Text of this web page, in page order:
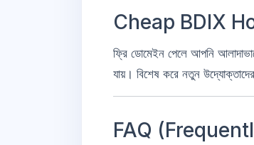
Cheap BDIX
ফ্রি ডোমেইন পেলে আপনি
যায়। বিশেষ করে নতুন
FAQ